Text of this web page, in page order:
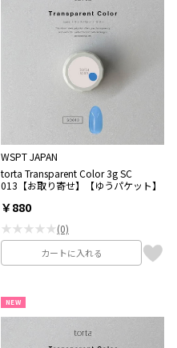
WSPT JAPAN
torta Transparent Color 3g SC
013【お取り寄せ】【ゆうパケット】
￥880
★★★★★(0)
カートに入れる
NEW